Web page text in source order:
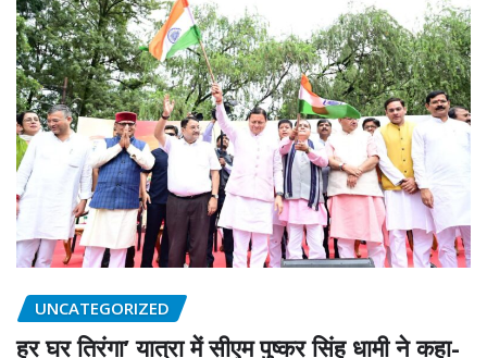
UNCATEGORIZED
हर घर तिरंगा’ यात्रा में सीएम पुष्कर सिंह धामी ने कहा-